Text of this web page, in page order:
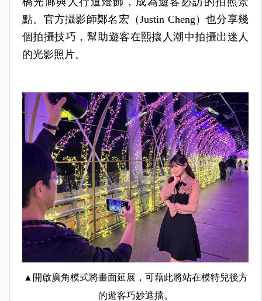
點。官方攝影師鄭名宏（Justin Cheng）也分享幾
個拍攝技巧，幫助遊客在熙攘人潮中拍攝出迷人
的光影照片。
▲開啟廣角模式將畫面延展，可藉此將站在模特兒後方
的遊客巧妙遮擋。